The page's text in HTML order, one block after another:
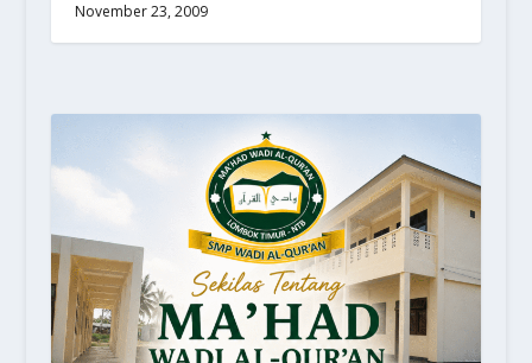
November 23, 2009